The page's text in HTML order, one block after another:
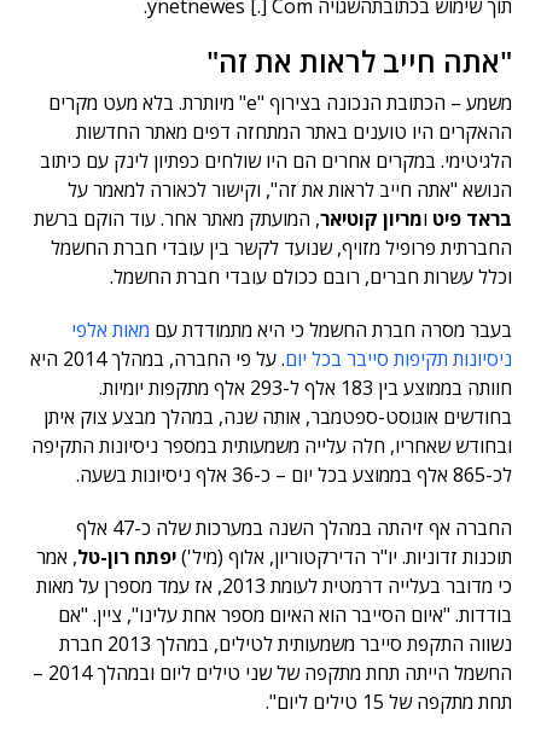
תוך שימוש בכתובתהשגויה ynetnewes [.] Com.
"אתה חייב לראות את זה"
משמע – הכתובת הנכונה בצירוף "e" מיותרת. בלא מעט מקרים
ההאקרים היו טוענים באתר המתחזה דפים מאתר החדשות
הלגיטימי. במקרים אחרים הם היו שולחים כפתיון לינק עם כיתוב
הנושא "אתה חייב לראות את זה", וקישור לכאורה למאמר על
בראד פיט ומריון קוטיאר, המועתק מאתר אחר. עוד הוקם ברשת
החברתית פרופיל מזויף, שנועד לקשר בין עובדי חברת החשמל
וכלל עשרות חברים, רובם ככולם עובדי חברת החשמל.
בעבר מסרה חברת החשמל כי היא מתמודדת עם מאות אלפי
ניסיונות תקיפות סייבר בכל יום
. על פי החברה, במהלך 2014 היא
חוותה בממוצע בין 183 אלף ל-293 אלף מתקפות יומיות.
בחודשים אוגוסט-ספטמבר, אותה שנה, במהלך מבצע צוק איתן
ובחודש שאחריו, חלה עלייה משמעותית במספר ניסיונות התקיפה
לכ-865 אלף בממוצע בכל יום – כ-36 אלף ניסיונות בשעה.
החברה אף זיהתה במהלך השנה במערכות שלה כ-47 אלף
תוכנות זדוניות. יו"ר הדירקטוריון, אלוף (מיל')יפתח רון-טל, אמר
כי מדובר בעלייה דרמטית לעומת 2013, אז עמד מספרן על מאות
בודדות. "איום הסייבר הוא האיום מספר אחת עלינו", ציין. "אם
נשווה התקפת סייבר משמעותית לטילים, במהלך 2013 חברת
החשמל הייתה תחת מתקפה של שני טילים ליום ובמהלך 2014 –
תחת מתקפה של 15 טילים ליום".